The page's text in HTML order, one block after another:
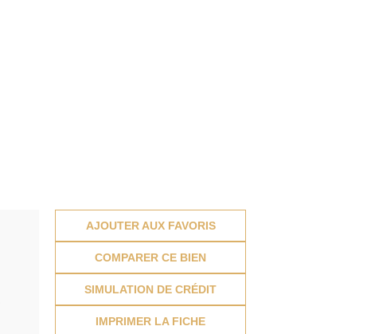
AJOUTER AUX FAVORIS
COMPARER CE BIEN
SIMULATION DE CRÉDIT
IMPRIMER LA FICHE